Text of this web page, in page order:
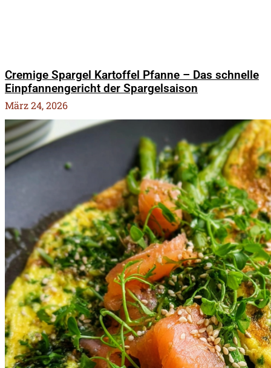
Cremige Spargel Kartoffel Pfanne – Das schnelle
Einpfannengericht der Spargelsaison
März 24, 2026